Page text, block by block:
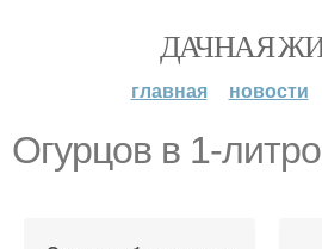
ДАЧНАЯ
главная новости
Огурцов в 1-